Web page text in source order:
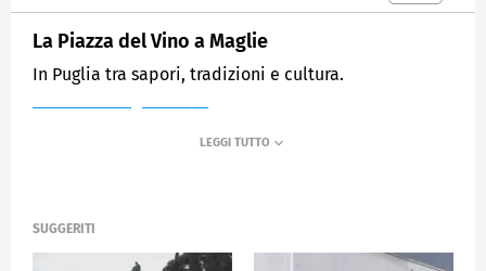
La Piazza del Vino a Maglie
In Puglia tra sapori, tradizioni e cultura.
SUGGERITI